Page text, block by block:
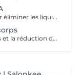
Drainage lymphatique vodder Leduc ,pour éliminer les liquides du corps et la rétention avec des techniques manuelles qui permet de circuler la lymphe et éliminer les déchet du corps Cette circulation d'énergie permet de détendre immédiatement l'organisme en stimulant la circulation sanguine et lymphatique. Je finis par un gommage des jambes pour que la peau respire et soit plus douce
Il favorise le drainage des liquides en excès et la réduction des amas graisseux. Après le gommage, notre corps est beaucoup plus réceptif aux autres soins, c'est pour cela que nous pratiquons ensuite un massage revigorant et réducteur. Abonnement de 5 séances : 110- par séances au lieu de 130-